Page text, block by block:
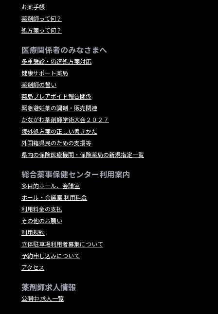
お薬手帳
薬剤師って何？
処方箋って何？
医療関係者のみなさまへ
多重受診・偽造処方箋対応
健康サポート薬局
薬剤師の誓い
薬局プレアボイド報告関係
緊急避妊薬の調剤・販売関連
かながわ薬剤師学術大会２０２７
院外処方箋の正しい書きかた
外国籍県民のための支援等
県内の保険医療機関・保険薬局の新規指定一覧
総合薬事保健センター利用案内
多目的ホール、会議室
ホール・会議室 利用料金
利用料金の支払
その他のお願い
利用規約
立体駐車場利用者募集について
予約申し込みについて
アクセス
薬剤師求人情報
公開中 求人一覧